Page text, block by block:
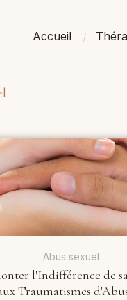
Accueil
Abus sexuel
l'Indifférence de
Traumatismes